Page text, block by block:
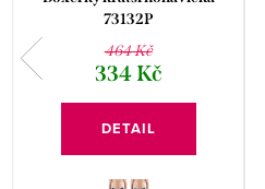
73132P
464 Kč
334 Kč
DETAIL